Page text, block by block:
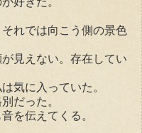
れでは向こう側の景色
見えない。存在してい
気に入っていた。
だった。
を伝えてくる。